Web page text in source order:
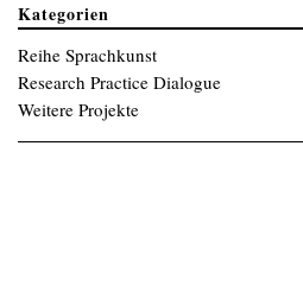
Kategorien
Reihe Sprachkunst
Research Practice Dialogue
Weitere Projekte